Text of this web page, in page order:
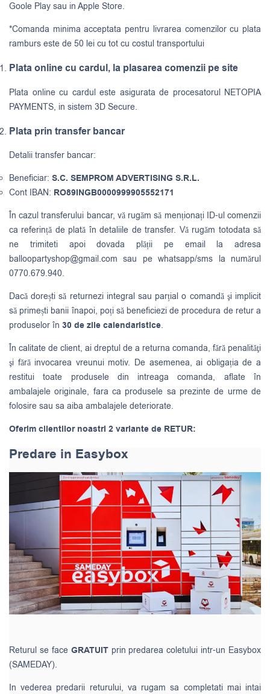
Goole Play sau in Apple Store.
*Comanda minima acceptata pentru livrarea comenzilor cu plata
ramburs este de 50 lei cu tot cu costul transportului
Plata online cu cardul, la plasarea comenzii pe site
Plata online cu cardul este asigurata de procesatorul NETOPIA
PAYMENTS, in sistem 3D Secure.
Plata prin transfer bancar
Detalii transfer bancar:
Beneficiar: S.C. SEMPROM ADVERTISING S.R.L.
Cont IBAN: RO89INGB0000999905552171
În cazul transferului bancar, vă rugăm să menționați ID-ul comenzii
ca referință de plată în detaliile de transfer. Vă rugăm totodata să
ne trimiteti apoi dovada plății pe email la adresa
balloopartyshop@gmail.com sau pe whatsapp/sms la numărul
0770.679.940.
Dacă dorești să returnezi integral sau parțial o comandă şi implicit
să primești banii înapoi, poți să beneficiezi de procedura de retur a
produselor în 30 de zile calendaristice.
În calitate de client, ai dreptul de a returna comanda, fără penalităţi
şi fără invocarea vreunui motiv. De asemenea, ai obligația de a
restitui toate produsele din intreaga comanda, aflate în
ambalajele originale, fara ca produsele sa prezinte de urme de
folosire sau sa aiba ambalajele deteriorate.
Oferim clientilor noastri 2 variante de RETUR:
Predare in Easybox
Returul se face GRATUIT prin predarea coletului intr-un Easybox
(SAMEDAY).
In vederea predarii returului, va rugam sa completati mai intai